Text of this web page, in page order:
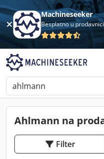
Machineseeker
Besplatno u prodavnici
Ahlmann na
Filter